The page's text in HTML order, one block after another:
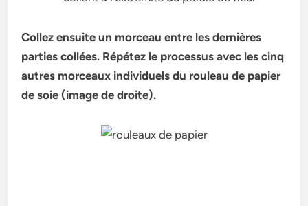
Collez ensuite un morceau entre les dernières
parties collées. Répétez le processus avec les cinq
autres morceaux individuels du rouleau de papier
de soie (image de droite).